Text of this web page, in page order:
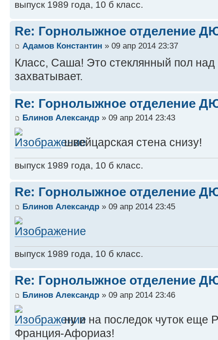
выпуск 1989 года, 10 б класс.
Re: Горнолыжное отделение
Адамов Константин » 09 апр 2014 23:37
Класс, Саша! Это стеклянный пол над
захватывает.
Re: Горнолыжное отделение
Блинов Александр » 09 апр 2014 23:43
швейцарская стена снизу!
выпуск 1989 года, 10 б класс.
Re: Горнолыжное отделение
Блинов Александр » 09 апр 2014 23:45
выпуск 1989 года, 10 б класс.
Re: Горнолыжное отделение
Блинов Александр » 09 апр 2014 23:46
ну и на последок чуток еще
Франция-Афориаз!